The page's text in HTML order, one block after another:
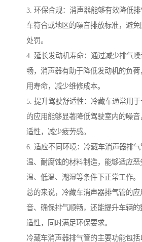
3. 环保合规：消声器能够有效降低
车符合或地区的噪音排放标准，避免
处罚。
4. 延长发动机寿命：通过减少排气
畅，消声器有助于降低发动机的负
用寿命，减少维修成本。
5. 提升驾驶舒适性：冷藏车通常用
的应用能够显著降低驾驶室内的噪
适性，减少疲劳感。
6. 适应不同环境：冷藏车消声器排
温、耐腐蚀的材料制造，能够适应
温、低温、潮湿等条件下正常工作。
总的来说，冷藏车消声器排气管的
音、确保排气顺畅，还能提升车辆
适性，同时满足环保要求。
冷藏车消声器排气管的主要功能包括